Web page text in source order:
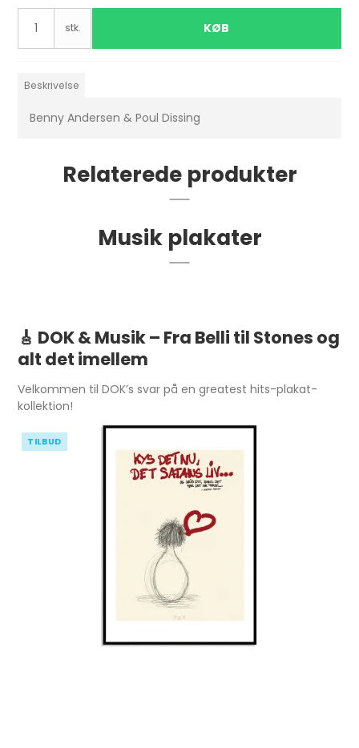
stk. KØB
Beskrivelse
Benny Andersen & Poul Dissing
Relaterede produkter
Musik plakater
🎸 DOK & Musik – Fra Belli til Stones og
alt det imellem
Velkommen til DOK’s svar på en greatest hits-plakat-
kollektion!
TILBUD